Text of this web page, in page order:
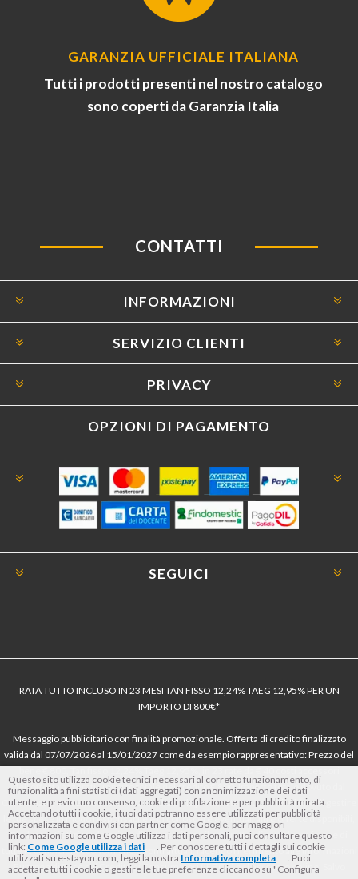
GARANZIA UFFICIALE ITALIANA
Tutti i prodotti presenti nel nostro catalogo
sono coperti da Garanzia Italia
CONTATTI
INFORMAZIONI
SERVIZIO CLIENTI
PRIVACY
OPZIONI DI PAGAMENTO
SEGUICI
RATA TUTTO INCLUSO IN 23 MESI TAN FISSO 12,24% TAEG 12,95% PER UN
IMPORTO DI 800€*
Messaggio pubblicitario con finalità promozionale. Offerta di credito finalizzato
valida dal 07/07/2026 al 15/01/2027 come da esempio rappresentativo: Prezzo del
dell’offerta azzerati. Importo totale del credito € 800. Importo totale dovuto dal
Consumatore € 920. Decorrenza media della prima rata a 90 giorni. Al fine di gestire
le tue spese in modo responsabile e di conoscere eventuali altre offerte disponibili,
Findomestic ti ricorda, prima di sottoscrivere il contratto, di prendere visione di
tutte le condizioni economiche e contrattuali, facendo riferimento alle Informazioni
Europee di Base sul Credito ai Consumatori (IEBCC) nel percorso online. Salvo
Questo sito utilizza cookie tecnici necessari al corretto funzionamento, di
funzionalità a fini statistici (dati aggregati) con anonimizzazione dei dati
utente, e previo tuo consenso, cookie di profilazione e per pubblicità mirata.
Accettando tutti i cookie, i tuoi dati potranno essere utilizzati per pubblicità
personalizzata e condivisi con partner come Google, per maggiori
informazioni su come Google utilizza i dati personali, puoi consultare questo
link: Come Google utilizza i dati
. Per conoscere tutti i dettagli sui cookie
utilizzati su e-stayon.com, leggi la nostra Informativa completa
. Puoi
accettare tutti i cookie o gestire le tue preferenze cliccando su "Configura